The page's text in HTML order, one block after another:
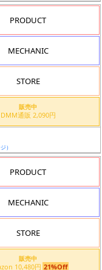
PRODUCT
MECHANIC
STORE
販売中
DMM通販 2,090円
）
PRODUCT
MECHANIC
STORE
販売中
Amazon 10,480円 21%Off